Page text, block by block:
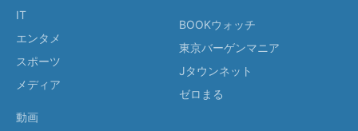
IT
エンタメ
スポーツ
メディア
動画
BOOKウォッチ
東京バーゲンマニア
Jタウンネット
ゼロまる